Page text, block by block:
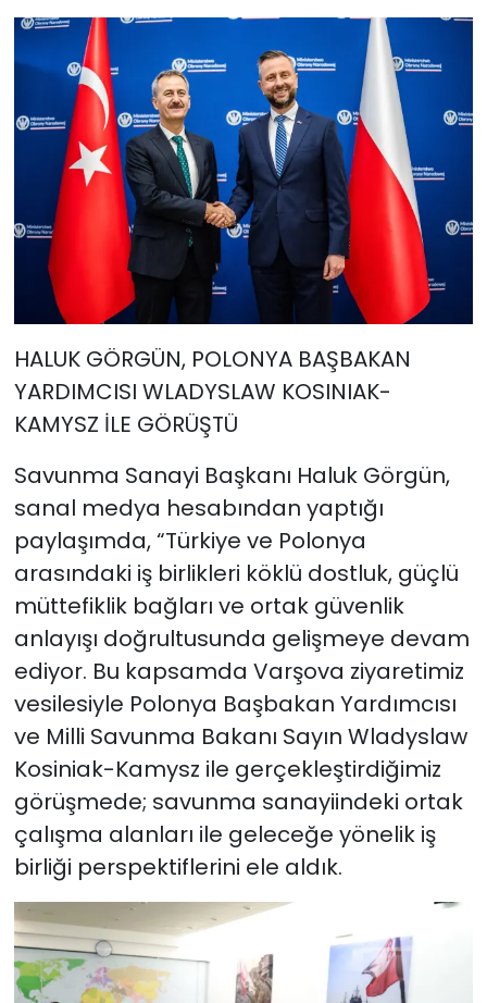
HALUK GÖRGÜN, POLONYA BAŞBAKAN
YARDIMCISI WLADYSLAW KOSINIAK-
KAMYSZ İLE GÖRÜŞTÜ
Savunma Sanayi Başkanı Haluk Görgün,
sanal medya hesabından yaptığı
paylaşımda, “Türkiye ve Polonya
arasındaki iş birlikleri köklü dostluk, güçlü
müttefiklik bağları ve ortak güvenlik
anlayışı doğrultusunda gelişmeye devam
ediyor. Bu kapsamda Varşova ziyaretimiz
vesilesiyle Polonya Başbakan Yardımcısı
ve Milli Savunma Bakanı Sayın Wladyslaw
Kosiniak-Kamysz ile gerçekleştirdiğimiz
görüşmede; savunma sanayiindeki ortak
çalışma alanları ile geleceğe yönelik iş
birliği perspektiflerini ele aldık.